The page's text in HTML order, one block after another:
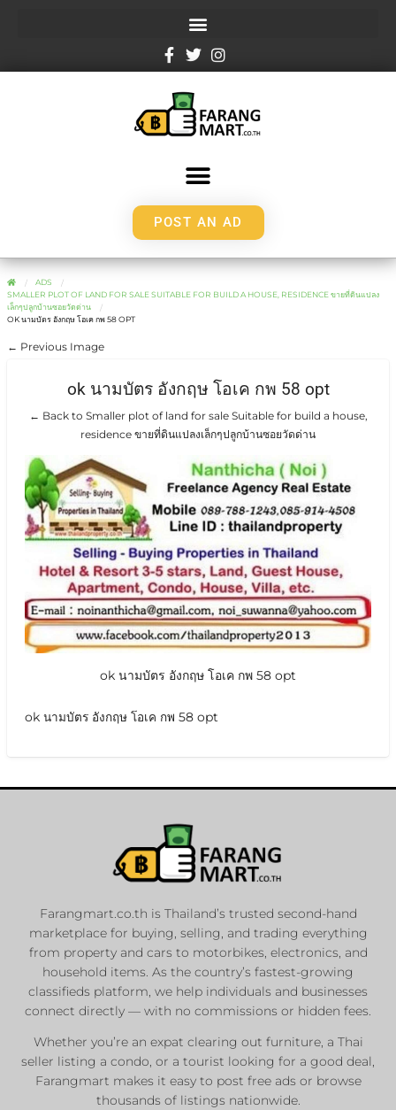
POST AN AD
ADS
SMALLER PLOT OF LAND FOR SALE SUITABLE FOR BUILD A HOUSE, RESIDENCE ขายที่ดินแปลง
เล็กๆปลูกบ้านซอยวัดด่าน
OK นามบัตร อังกฤษ โอเค กพ 58 OPT
← Previous Image
ok นามบัตร อังกฤษ โอเค กพ 58 opt
← Back to Smaller plot of land for sale Suitable for build a house,
residence ขายที่ดินแปลงเล็กๆปลูกบ้านซอยวัดด่าน
ok นามบัตร อังกฤษ โอเค กพ 58 opt
ok นามบัตร อังกฤษ โอเค กพ 58 opt
Farangmart.co.th is Thailand’s trusted second-hand
marketplace for buying, selling, and trading everything
from property and cars to motorbikes, electronics, and
household items. As the country’s fastest-growing
classifieds platform, we help individuals and businesses
connect directly — with no commissions or hidden fees.
Whether you’re an expat clearing out furniture, a Thai
seller listing a condo, or a tourist looking for a good deal,
Farangmart makes it easy to post free ads or browse
thousands of listings nationwide.